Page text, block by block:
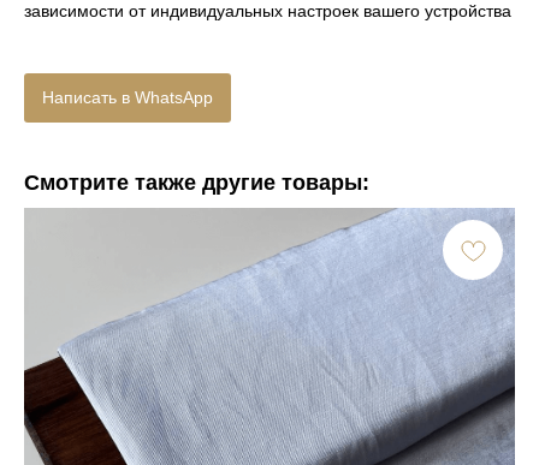
зависимости от индивидуальных настроек вашего устройства
Написать в WhatsApp
Смотрите также другие товары: